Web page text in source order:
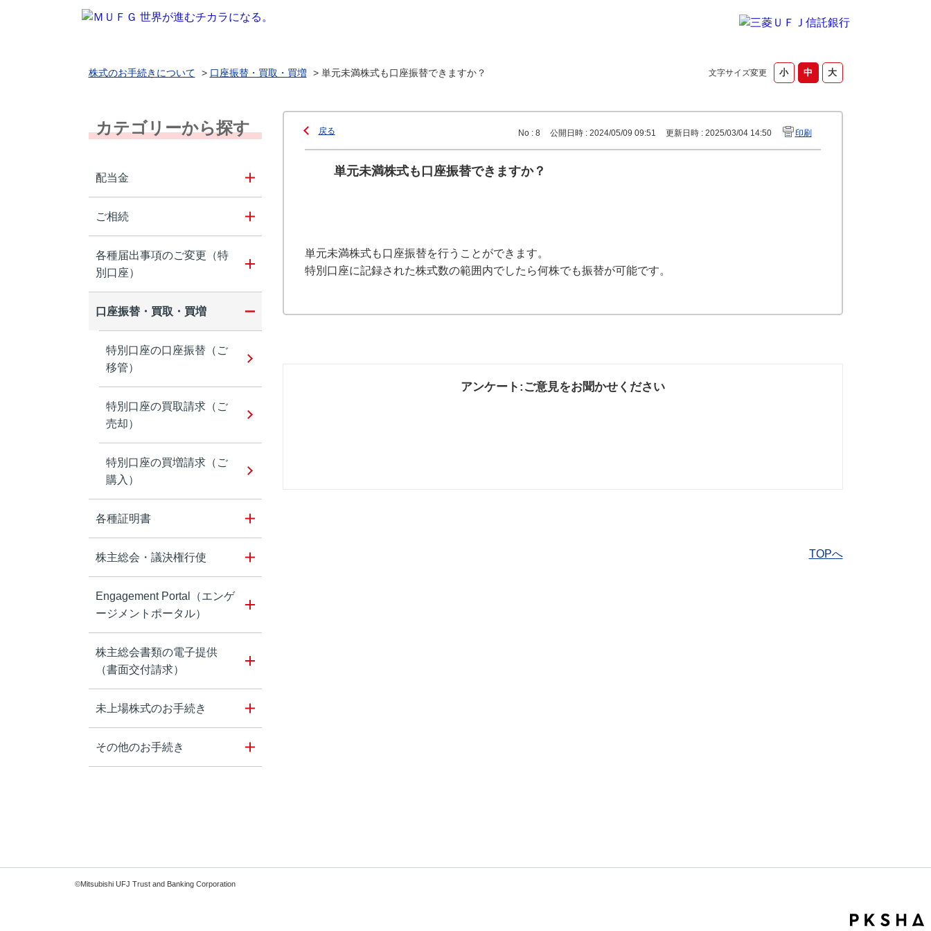
文字サイズ変更
株式のお手続きについて > 口座振替・買取・買増 > 単元未満株式も口座振替できますか？
カテゴリーから探す
配当金
ご相続
各種届出事項のご変更（特
別口座）
口座振替・買取・買増
特別口座の口座振替（ご
移管）
特別口座の買取請求（ご
売却）
特別口座の買増請求（ご
購入）
各種証明書
株主総会・議決権行使
Engagement Portal（エンゲ
ージメントポータル）
株主総会書類の電子提供
（書面交付請求）
未上場株式のお手続き
その他のお手続き
戻る No : 8 公開日時 : 2024/05/09 09:51 更新日時 : 2025/03/04 14:50 印刷
単元未満株式も口座振替できますか？
単元未満株式も口座振替を行うことができます。
特別口座に記録された株式数の範囲内でしたら何株でも振替が可能です。
アンケート:ご意見をお聞かせください
TOPへ
©Mitsubishi UFJ Trust and Banking Corporation